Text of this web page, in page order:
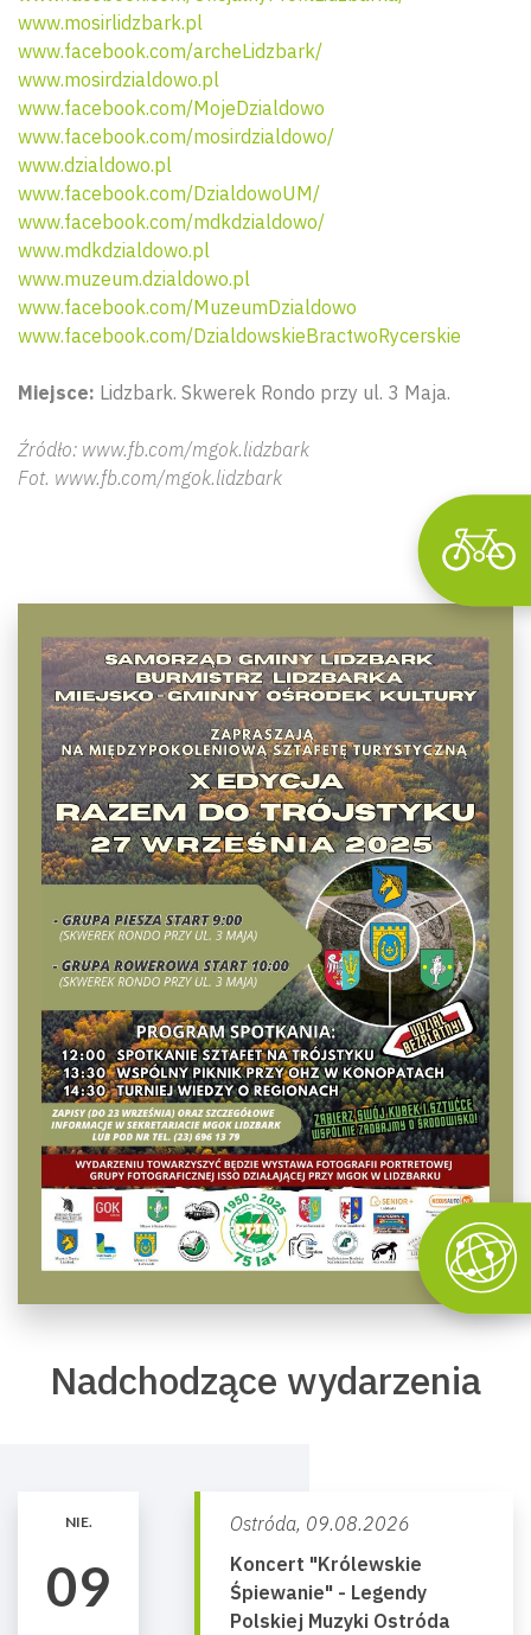
www.mosirlidzbark.pl
www.facebook.com/archeLidzbark/
www.mosirdzialdowo.pl
www.facebook.com/MojeDzialdowo
www.facebook.com/mosirdzialdowo/
www.dzialdowo.pl
www.facebook.com/DzialdowoUM/
www.facebook.com/mdkdzialdowo/
www.mdkdzialdowo.pl
www.muzeum.dzialdowo.pl
www.facebook.com/MuzeumDzialdowo
www.facebook.com/DzialdowskieBractwoRycerskie
Miejsce: Lidzbark. Skwerek Rondo przy ul. 3 Maja.
Źródło: www.fb.com/mgok.lidzbark
Fot. www.fb.com/mgok.lidzbark
Nadchodzące wydarzenia
NIE.
09
Ostróda, 09.08.2026
Koncert "Królewskie
Śpiewanie" - Legendy
Polskiej Muzyki Ostróda